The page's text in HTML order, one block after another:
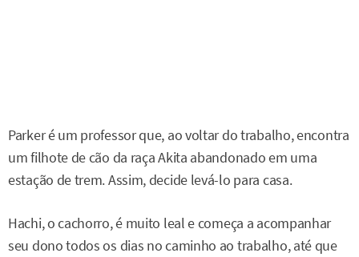
Parker é um professor que, ao voltar do trabalho, encontra
um filhote de cão da raça Akita abandonado em uma
estação de trem. Assim, decide levá-lo para casa.
Hachi, o cachorro, é muito leal e começa a acompanhar
seu dono todos os dias no caminho ao trabalho, até que